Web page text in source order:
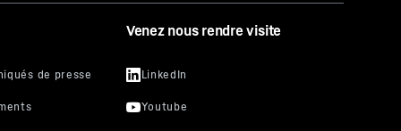
sur le
de
Venez nous rendre visite